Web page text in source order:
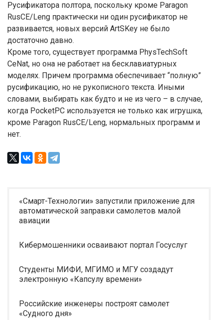
Русификатора полтора, поскольку кроме Paragon
RusCE/Leng практически ни один русификатор не
развивается, новых версий ArtSKey не было
достаточно давно.
Кроме того, существует программа PhysTechSoft
CeNat, но она не работает на бесклавиатурных
моделях. Причем программа обеспечивает “полную”
русификацию, но не рукописного текста. Иными
словами, выбирать как будто и не из чего – в случае,
когда PocketPC используется не только как игрушка,
кроме Paragon RusCE/Leng, нормальных программ и
нет.
«Смарт-Технологии» запустили приложение для
автоматической заправки самолетов малой
авиации
Кибермошенники осваивают портал Госуслуг
Студенты МИФИ, МГИМО и МГУ создадут
электронную «Капсулу времени»
Российские инженеры построят самолет
«Судного дня»